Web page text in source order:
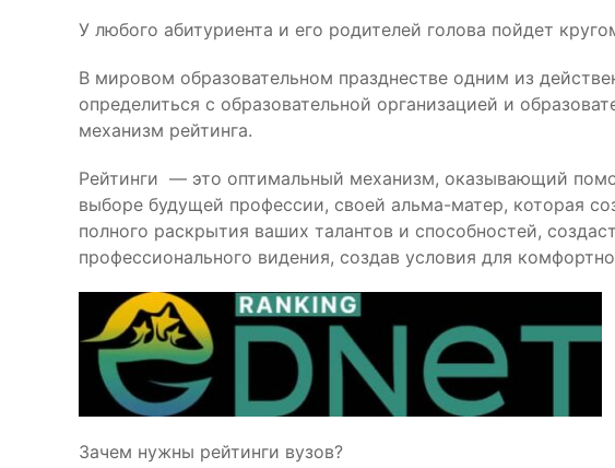
У любого абитуриента и его родителей голова пойдет
В мировом образовательном празднестве одним из
определиться с образовательной организацией и
механизм рейтинга.
Рейтинги — это оптимальный механизм, оказывающий
выборе будущей профессии, своей альма-матер, которая
полного раскрытия ваших талантов и способностей,
профессионального видения, создав условия для
Зачем нужны рейтинги вузов?